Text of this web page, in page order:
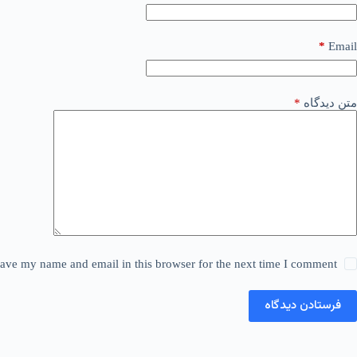
Email
*
متن دیدگاه *
my name and email in this browser for the next time I comment.
فرستادن دیدگاه